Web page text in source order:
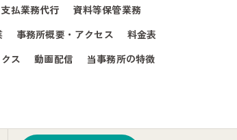
支払業務代行
資料等保管業務
事務所概要・アクセス
料金表
ス 動画配信
当事務所の特徴